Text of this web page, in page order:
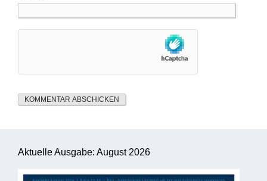
Aktuelle Ausgabe: August 2026